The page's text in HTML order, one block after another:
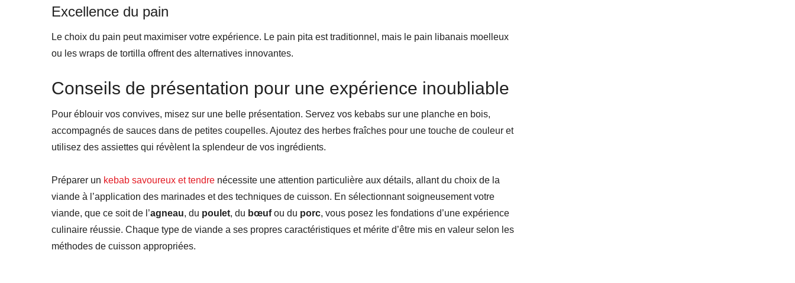
Excellence du pain
Le choix du pain peut maximiser votre expérience. Le pain pita est traditionnel, mais le pain libanais moelleux
ou les wraps de tortilla offrent des alternatives innovantes.
Conseils de présentation pour une expérience inoubliable
Pour éblouir vos convives, misez sur une belle présentation. Servez vos kebabs sur une planche en bois,
accompagnés de sauces dans de petites coupelles. Ajoutez des herbes fraîches pour une touche de couleur et
utilisez des assiettes qui révèlent la splendeur de vos ingrédients.
Préparer un kebab savoureux et tendre nécessite une attention particulière aux détails, allant du choix de la
viande à l’application des marinades et des techniques de cuisson. En sélectionnant soigneusement votre
viande, que ce soit de l’agneau, du poulet, du bœufou du porc, vous posez les fondations d’une expérience
culinaire réussie. Chaque type de viande a ses propres caractéristiques et mérite d’être mis en valeur selon les
méthodes de cuisson appropriées.